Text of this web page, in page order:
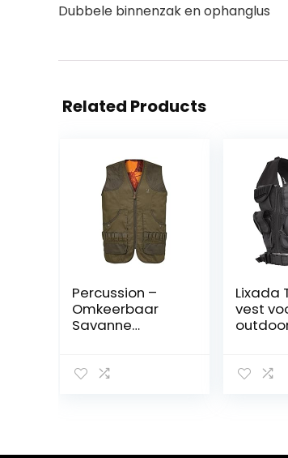
Dubbele binnenzak en ophanglus
Related Products
Percussion –
Omkeerbaar
Savanne
Blaze & Black
Lixada
vest
snelle